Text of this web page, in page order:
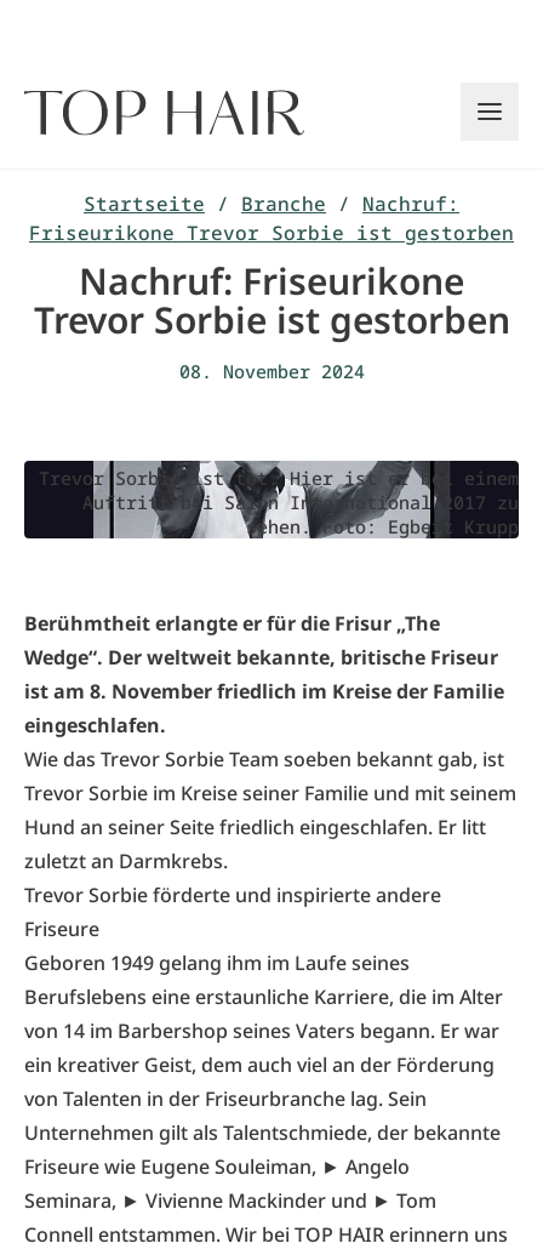
Startseite / Branche / Nachruf:
Friseurikone Trevor Sorbie ist gestorben
Nachruf: Friseurikone
Trevor Sorbie ist gestorben
08. November 2024
Trevor Sorbie ist tot. Hier ist er bei einem
Auftritt bei Salon International 2017 zu
sehen. Foto: Egbert Krupp
Berühmtheit erlangte er für die Frisur „The
Wedge“. Der weltweit bekannte, britische Friseur
ist am 8. November friedlich im Kreise der Familie
eingeschlafen.
Wie das Trevor Sorbie Team soeben bekannt gab, ist
Trevor Sorbie im Kreise seiner Familie und mit seinem
Hund an seiner Seite friedlich eingeschlafen. Er litt
zuletzt an Darmkrebs.
Trevor Sorbie förderte und inspirierte andere
Friseure
Geboren 1949 gelang ihm im Laufe seines
Berufslebens eine erstaunliche Karriere, die im Alter
von 14 im Barbershop seines Vaters begann. Er war
ein kreativer Geist, dem auch viel an der Förderung
von Talenten in der Friseurbranche lag. Sein
Unternehmen gilt als Talentschmiede, der bekannte
Friseure wie Eugene Souleiman, ► Angelo
Seminara, ► Vivienne Mackinder und ► Tom
Connell entstammen. Wir bei TOP HAIR erinnern uns